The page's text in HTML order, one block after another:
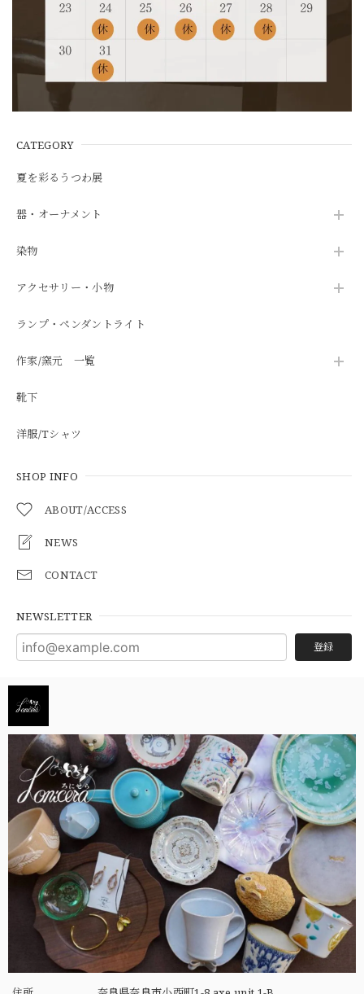
CATEGORY
夏を彩るうつわ展
器・オーナメント
染物
アクセサリー・小物
ランプ・ペンダントライト
作家/窯元 一覧
靴下
洋服/Tシャツ
SHOP INFO
ABOUT/ACCESS
NEWS
CONTACT
NEWSLETTER
登録